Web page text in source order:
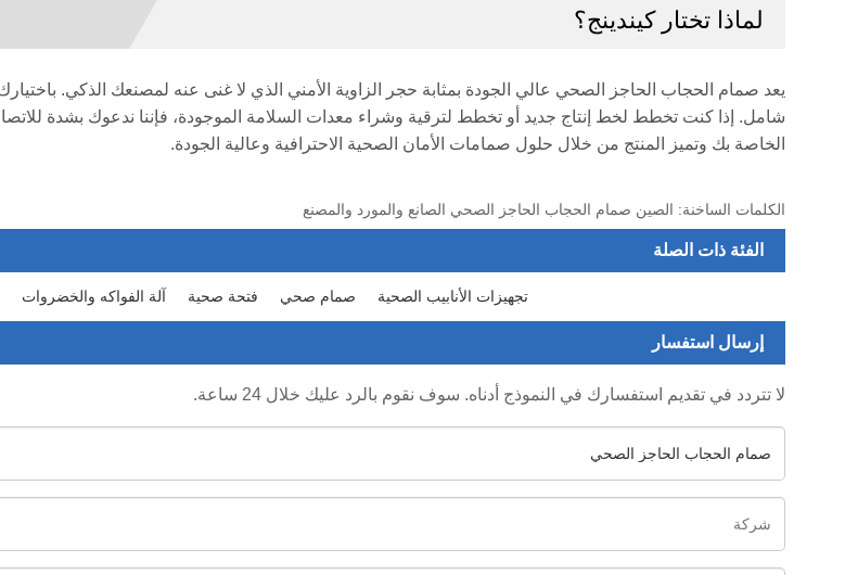
لماذا تختار كيندينج؟
الخاصة بك وتميز المنتج من خلال حلول صمامات الأمان الصحية الاحترافية وعالية الجودة.
الكلمات الساخنة: الصين صمام الحجاب الحاجز الصحي الصانع والمورد والمصنع
الفئة ذات الصلة
آلة الفواكه والخضروات فتحة صحية صمام صحي تجهيزات الأنابيب الصحية
إرسال استفسار
لا تتردد في تقديم استفسارك في النموذج أدناه. سوف نقوم بالرد عليك خلال 24 ساعة.